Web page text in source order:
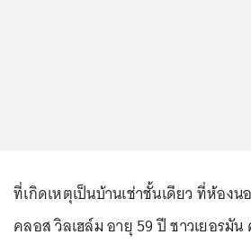
ที่เกิดเหตุเป็นบ้านเช่าชั้นเดียว ที่ห้อง
คลอส วิลเฮล์ม อายุ 59 ปี ชาวเยอรมั